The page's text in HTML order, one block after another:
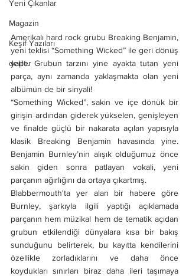
Yeni Çıkanlar
Magazin
Keşif Yazıları
deliler
Amerikalı hard rock grubu Breaking Benjamin,
yeni teklisi “Something Wicked” ile geri dönüş
yaptı. Grubun tarzını yine ayakta tutan yeni
parça, aynı zamanda yaklaşmakta olan yeni
albümün de bir sinyali!
“Something Wicked”, sakin ve içe dönük bir
girişin ardından giderek yükselen, genişleyen
ve finalde güçlü bir nakarata açılan yapısıyla
klasik Breaking Benjamin havasında yine.
Benjamin Burnley’nin alışık olduğumuz önce
sakin giden sonra patlayan vokali, yeni
parçanın ağırlığını da ortaya çıkartmış.
Blabbermouth'ta yer alan bir habere göre
Burnley, şarkıyla ilgili yaptığı açıklamada
parçanın hem müzikal hem de tematik açıdan
grubun etkilendiği dünyalara kısa bir bakış
sunduğunu belirterek, bu kayıtta kendilerini
özellikle zorladıklarını ve daha önce
koydukları sınırları biraz daha ileri taşımaya